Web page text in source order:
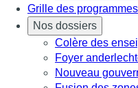
Grille des programmes
Nos dossiers
Colère des
Foyer
Nouveau